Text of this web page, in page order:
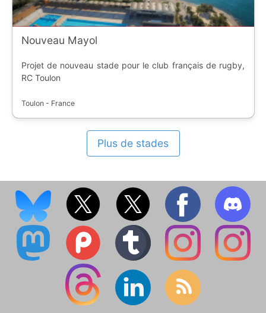
Nouveau Mayol
Projet de nouveau stade pour le club français de rugby,
RC Toulon
Toulon - France
Plus de stades